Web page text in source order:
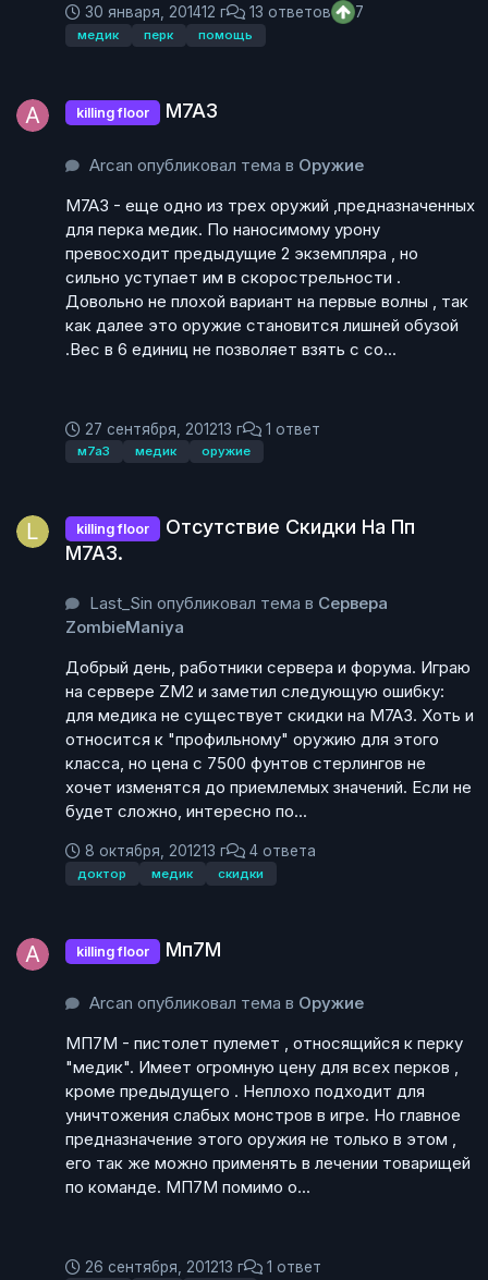
30 января, 201412 г 13 ответов 7
медик перк помощь
killing floor М7А3
Arcan опубликовал тема в Оружие
М7А3 - еще одно из трех оружий ,предназначенных
для перка медик. По наносимому урону
превосходит предыдущие 2 экземпляра , но
сильно уступает им в скорострельности .
Довольно не плохой вариант на первые волны , так
как далее это оружие становится лишней обузой
.Вес в 6 единиц не позволяет взять с со...
27 сентября, 201213 г 1 ответ
м7а3 медик оружие
killing floor
Отсутствие Скидки На Пп
М7А3.
Last_Sin опубликовал тема в Сервера
ZombieManiya
Добрый день, работники сервера и форума. Играю
на сервере ZM2 и заметил следующую ошибку:
для медика не существует скидки на M7A3. Хоть и
относится к "профильному" оружию для этого
класса, но цена с 7500 фунтов стерлингов не
хочет изменятся до приемлемых значений. Если не
будет сложно, интересно по...
8 октября, 201213 г 4 ответа
доктор медик скидки
killing floor Мп7М
Arcan опубликовал тема в Оружие
МП7М - пистолет пулемет , относящийся к перку
"медик". Имеет огромную цену для всех перков ,
кроме предыдущего . Неплохо подходит для
уничтожения слабых монстров в игре. Но главное
предназначение этого оружия не только в этом ,
его так же можно применять в лечении товарищей
по команде. МП7М помимо о...
26 сентября, 201213 г 1 ответ